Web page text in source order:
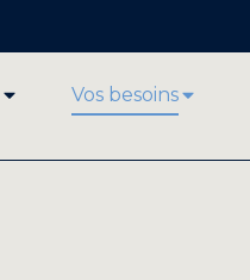
Vos besoins